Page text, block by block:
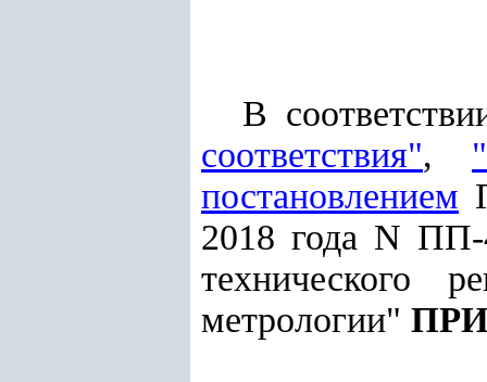
В
соответствия",
постановлением
2018 года N
технического
метрологии"